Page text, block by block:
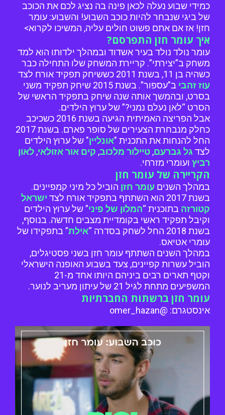
כמידי שבוע נעלה לכאן פינה בה נציג לכם את הכוכב
של ביגי שנבחר להיות כוכב השבוע! והשבוע: עומר
חזן! אז אם אתם פשוט חולים עליה, המשיכו לקרוא>
איך עומר חזן התפרסם?
עומר נולד נולד בעיר אשדוד ובמהלך ילדותו הוא למד
משחק ב”יצירתי”. קריירת המשחק שלו התחילה כבר
כשהיה בן 11, בשנת 2011 כששיחק תפקיד אורח לצד
עוז זהבי
ב”עספור”. בשנת 2015 שיחק תפקיד משני
בסרט, ובהמשך אותה שנה שיחק בתפקיד הראשי של
הסרט “לאן נעלם נמני?” של ערוץ הילדים.
אבל הפריצה האמיתית הגיעה בשנת 2016 כשכיכב
כחלק מנבחרת הצעירים של סופר פארם. בשנת 2017
החל להנחות את התכנית "אונליין" של ערוץ הילדים
לצד גל גברעם, טיילור מלכוב, קים אור אזולאי, לאון
רביץ ועומרי מזרחי.
הקריירה של עומר חזן
במהלך השנים עומר חזן הוביל כל מיני קמפיינים.
בשנת 2017 הוא השתתף בתפקיד אורח לצד
ישראל
קטורזה בתוכנית “המלון של פיני” של ערוץ הילדים
וקיבל תפקיד ראשי בקומדיית מצבים חדשה. בנוסף,
בשנת 2018 החל לשחק בסדרה “
אילת” בתפקידו של
עומרי אטיאס.
במהלך השנים השתתף עומר חזן בשני פסטיגלים,
הוביל עשרות קפיינים, צעד בשבוע האופנה הישראלי
וקטף תארים רבים ביניהם היותו אחד מ-21
המשפיעים מתחת לגיל 21 של עיתון מעריב לנוער.
עומר חזן ברשתות החברתיות
אינסטגרם: @omer_hazan